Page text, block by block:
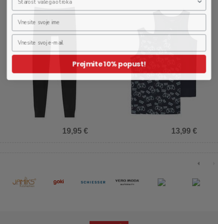
19,95 € 13,99 €
Prejmite 10% popust!